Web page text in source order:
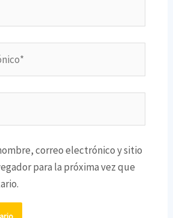
correo electrónico y sitio
para la próxima vez que